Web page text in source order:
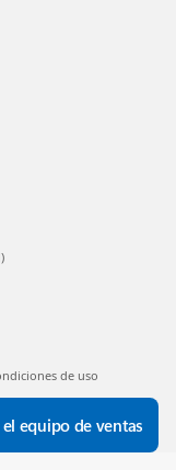
de uso
equipo de ventas